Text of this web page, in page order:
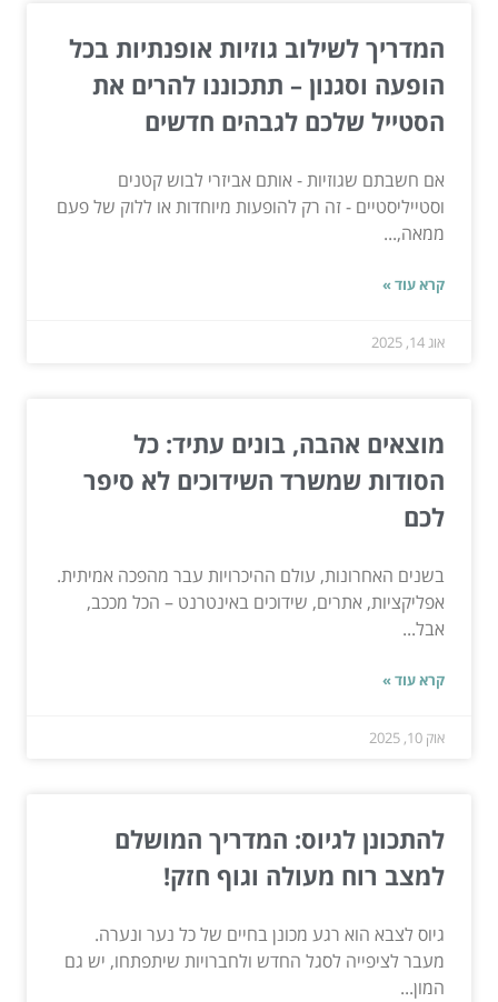
המדריך לשילוב גוזיות אופנתיות בכל
הופעה וסגנון – תתכוננו להרים את
הסטייל שלכם לגבהים חדשים
אם חשבתם שגוזיות - אותם אביזרי לבוש קטנים
וסטייליסטיים - זה רק להופעות מיוחדות או ללוק של פעם
ממאה,...
קרא עוד »
אוג 14, 2025
מוצאים אהבה, בונים עתיד: כל
הסודות שמשרד השידוכים לא סיפר
לכם
בשנים האחרונות, עולם ההיכרויות עבר מהפכה אמיתית.
אפליקציות, אתרים, שידוכים באינטרנט – הכל מככב,
אבל...
קרא עוד »
אוק 10, 2025
להתכונן לגיוס: המדריך המושלם
למצב רוח מעולה וגוף חזק!
גיוס לצבא הוא רגע מכונן בחיים של כל נער ונערה.
מעבר לציפייה לסגל החדש ולחברויות שיתפתחו, יש גם
המון...